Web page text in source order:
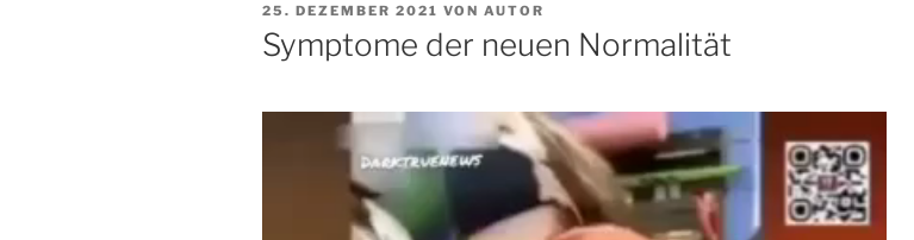
VERÖFFENTLICHT
AM
25. DEZEMBER 2021 VON AUTOR
Symptome der neuen Normalität